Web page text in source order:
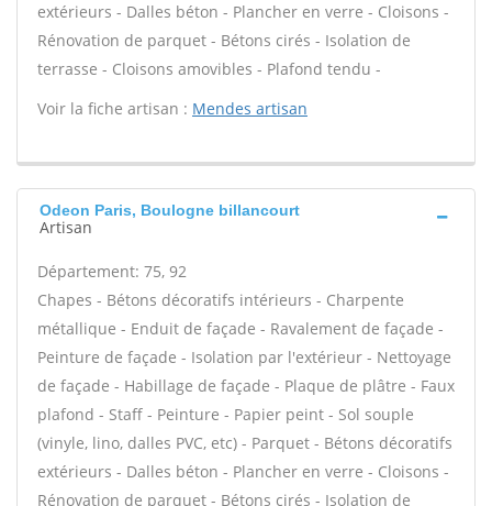
extérieurs - Dalles béton - Plancher en verre - Cloisons -
Rénovation de parquet - Bétons cirés - Isolation de
terrasse - Cloisons amovibles - Plafond tendu -
Voir la fiche artisan : Mendes artisan
Odeon Paris, Boulogne billancourt
Artisan
Département: 75, 92
Chapes - Bétons décoratifs intérieurs - Charpente
métallique - Enduit de façade - Ravalement de façade -
Peinture de façade - Isolation par l'extérieur - Nettoyage
de façade - Habillage de façade - Plaque de plâtre - Faux
plafond - Staff - Peinture - Papier peint - Sol souple
(vinyle, lino, dalles PVC, etc) - Parquet - Bétons décoratifs
extérieurs - Dalles béton - Plancher en verre - Cloisons -
Rénovation de parquet - Bétons cirés - Isolation de